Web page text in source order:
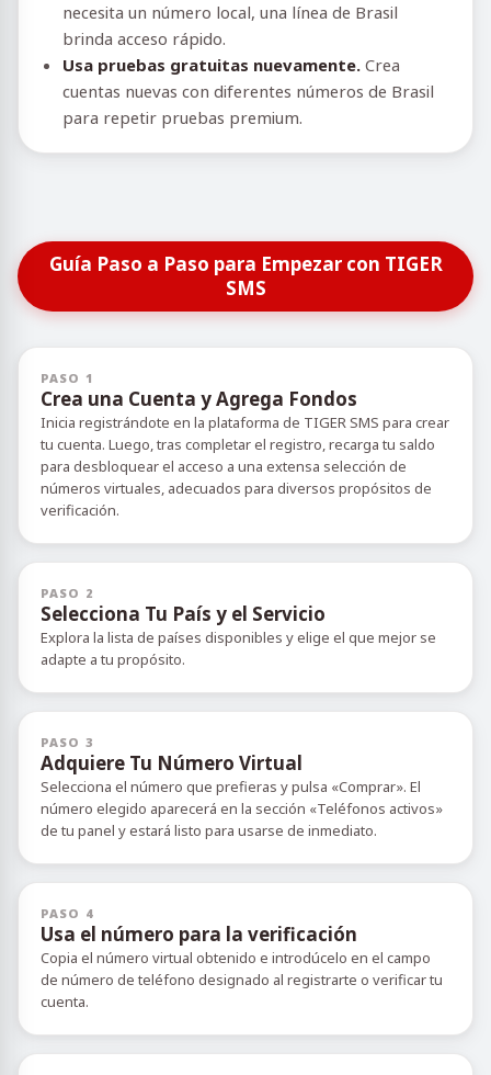
necesita un número local, una línea de Brasil
brinda acceso rápido.
Usa pruebas gratuitas nuevamente. Crea
cuentas nuevas con diferentes números de Brasil
para repetir pruebas premium.
Guía Paso a Paso para Empezar con TIGER
SMS
PASO 1
Crea una Cuenta y Agrega Fondos
Inicia registrándote en la plataforma de TIGER SMS para crear
tu cuenta. Luego, tras completar el registro, recarga tu saldo
para desbloquear el acceso a una extensa selección de
números virtuales, adecuados para diversos propósitos de
verificación.
PASO 2
Selecciona Tu País y el Servicio
Explora la lista de países disponibles y elige el que mejor se
adapte a tu propósito.
PASO 3
Adquiere Tu Número Virtual
Selecciona el número que prefieras y pulsa «Comprar». El
número elegido aparecerá en la sección «Teléfonos activos»
de tu panel y estará listo para usarse de inmediato.
PASO 4
Usa el número para la verificación
Copia el número virtual obtenido e introdúcelo en el campo
de número de teléfono designado al registrarte o verificar tu
cuenta.